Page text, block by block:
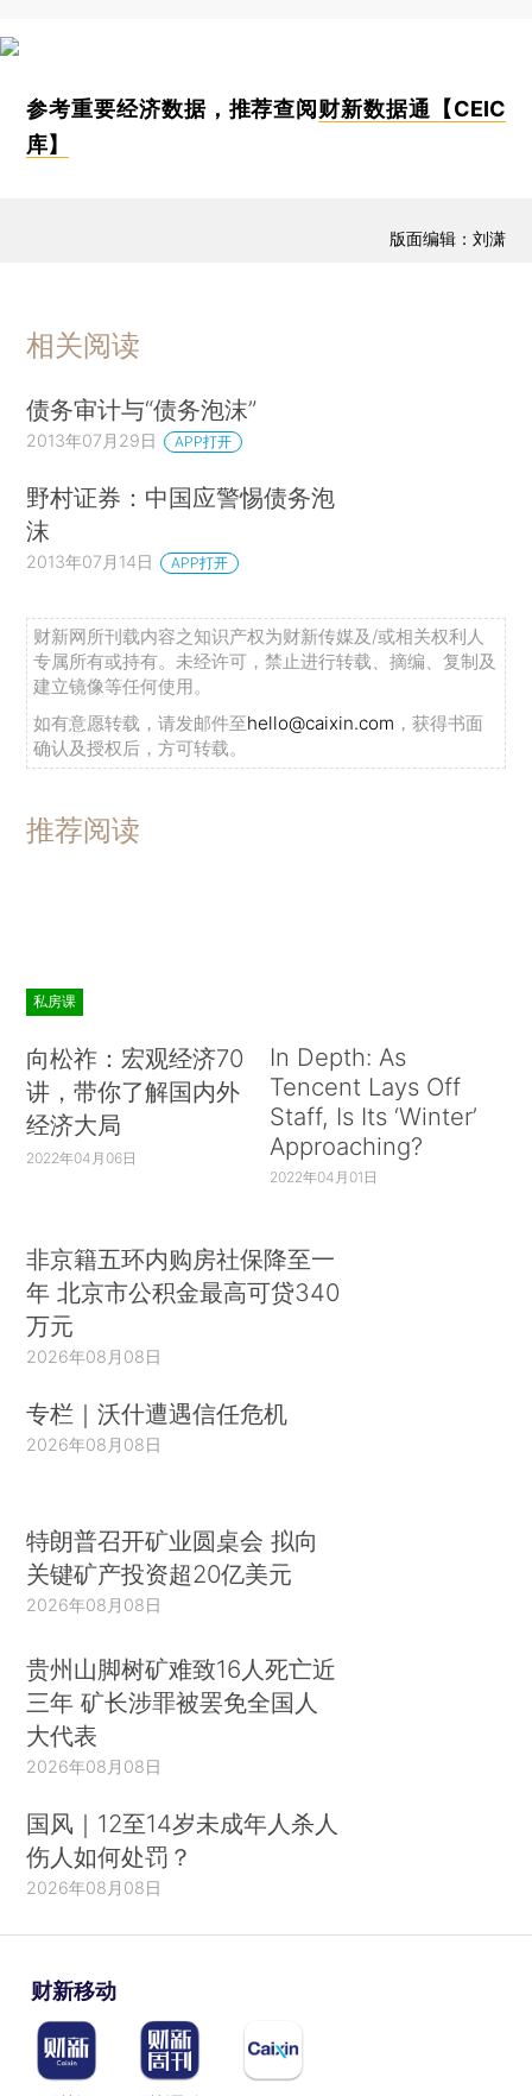
参考重要经济数据，推荐查阅 财新数据通【CEIC
库】
版面编辑：刘潇
相关阅读
债务审计与“债务泡沫”
2013年07月29日 APP打开
野村证券：中国应警惕债务泡
沫
2013年07月14日 APP打开
财新网所刊载内容之知识产权为财新传媒及/或相关权利人
专属所有或持有。未经许可，禁止进行转载、摘编、复制及
建立镜像等任何使用。
如有意愿转载，请发邮件至hello@caixin.com ，获得书面
确认及授权后，方可转载。
推荐阅读
私房课
向松祚：宏观经济70
讲，带你了解国内外
经济大局
2022年04月06日
In Depth: As
Tencent Lays Off
Staff, Is Its ‘Winter’
Approaching?
2022年04月01日
非京籍五环内购房社保降至一
年 北京市公积金最高可贷340
万元
2026年08月08日
专栏｜沃什遭遇信任危机
2026年08月08日
特朗普召开矿业圆桌会 拟向
关键矿产投资超20亿美元
2026年08月08日
贵州山脚树矿难致16人死亡近
三年 矿长涉罪被罢免全国人
大代表
2026年08月08日
国风｜12至14岁未成年人杀人
伤人如何处罚？
2026年08月08日
财新移动